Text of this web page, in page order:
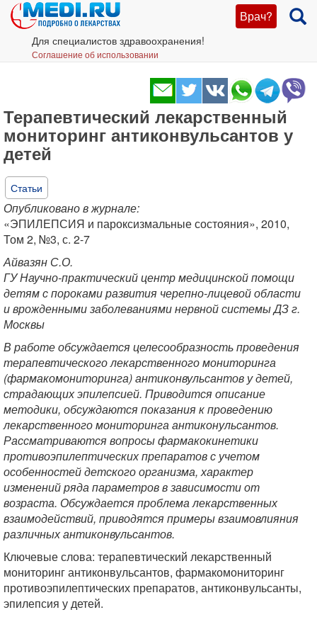
Врач?
Для специалистов здравоохранения!
Соглашение об использовании
Терапевтический лекарственный
мониторинг антиконвульсантов у
детей
Статьи
Опубликовано в журнале:
«ЭПИЛЕПСИЯ и пароксизмальные состояния», 2010,
Том 2, №3, с. 2-7
Айвазян С.О.
ГУ Научно-практический центр медицинской помощи
детям с пороками развития черепно-лицевой области
и врожденными заболеваниями нервной системы ДЗ г.
Москвы
В работе обсуждается целесообразность проведения
терапевтического лекарственного мониторинга
(фармакомониторинга) антиконвульсантов у детей,
страдающих эпилепсией. Приводится описание
методики, обсуждаются показания к проведению
лекарственного мониторинга антиконульсантов.
Рассматриваются вопросы фармакокинетики
противоэпилептических препаратов с учетом
особенностей детского организма, характер
изменений ряда параметров в зависимости от
возраста. Обсуждается проблема лекарственных
взаимодействий, приводятся примеры взаимовлияния
различных антиконвульсантов.
Ключевые слова: терапевтический лекарственный
мониторинг антиконвульсантов, фармакомониторинг
противоэпилептических препаратов, антиконвульсанты,
эпилепсия у детей.